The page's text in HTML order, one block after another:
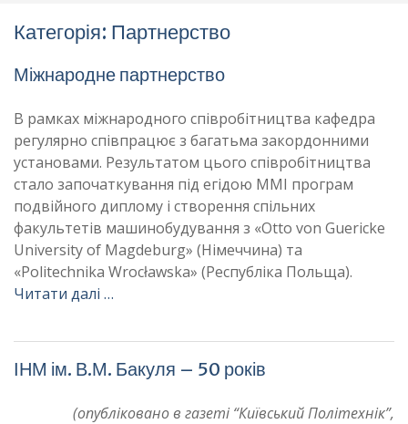
Категорія: Партнерство
Міжнародне партнерство
В рамках міжнародного співробітництва кафедра
регулярно співпрацює з багатьма закордонними
установами. Результатом цього співробітництва
стало започаткування під егідою ММІ програм
подвійного диплому і створення спільних
факультетів машинобудування з «Otto von Guericke
University of Magdeburg» (Німеччина) та
«Politechnika Wrocławska» (Республіка Польща).
Читати далі …
ІНМ ім. В.М. Бакуля – 50 років
(опубліковано в газеті “Київський Політехнік”,